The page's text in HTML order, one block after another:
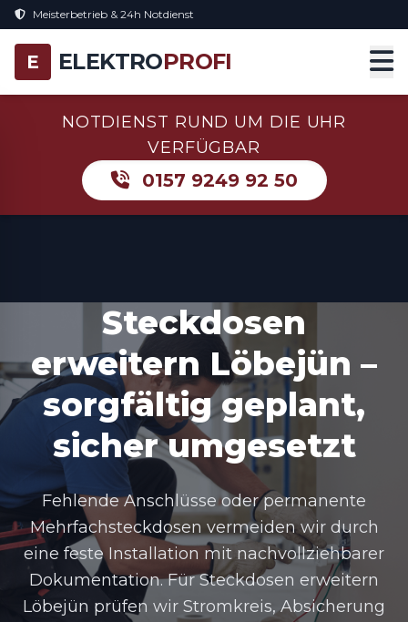
Meisterbetrieb & 24h Notdienst
E ELEKTROPROFI
NOTDIENST RUND UM DIE UHR
VERFÜGBAR
0157 9249 92 50
Steckdosen
erweitern Löbejün –
sorgfältig geplant,
sicher umgesetzt
Fehlende Anschlüsse oder permanente
Mehrfachsteckdosen vermeiden wir durch
eine feste Installation mit nachvollziehbarer
Dokumentation. Für Steckdosen erweitern
Löbejün prüfen wir Stromkreis, Absicherung